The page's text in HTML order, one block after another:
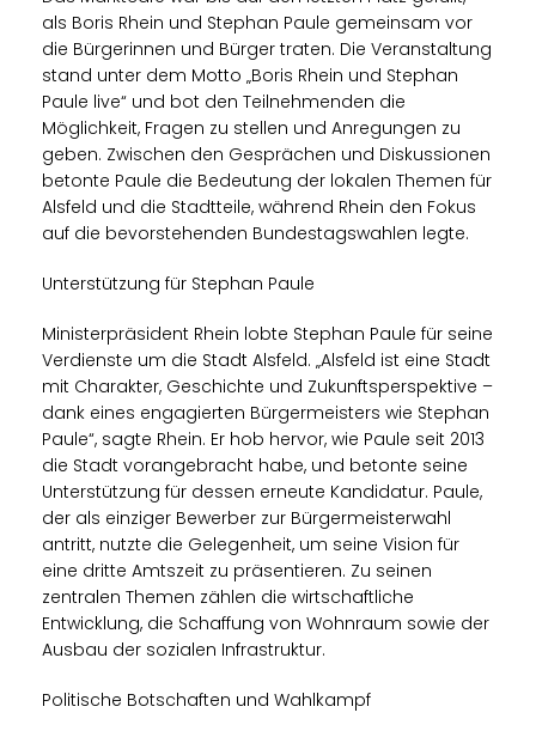
als Boris Rhein und Stephan Paule gemeinsam vor
die Bürgerinnen und Bürger traten. Die Veranstaltung
stand unter dem Motto „Boris Rhein und Stephan
Paule live“ und bot den Teilnehmenden die
Möglichkeit, Fragen zu stellen und Anregungen zu
geben. Zwischen den Gesprächen und Diskussionen
betonte Paule die Bedeutung der lokalen Themen für
Alsfeld und die Stadtteile, während Rhein den Fokus
auf die bevorstehenden Bundestagswahlen legte.
Unterstützung für Stephan Paule
Ministerpräsident Rhein lobte Stephan Paule für seine
Verdienste um die Stadt Alsfeld. „Alsfeld ist eine Stadt
mit Charakter, Geschichte und Zukunftsperspektive –
dank eines engagierten Bürgermeisters wie Stephan
Paule“, sagte Rhein. Er hob hervor, wie Paule seit 2013
die Stadt vorangebracht habe, und betonte seine
Unterstützung für dessen erneute Kandidatur. Paule,
der als einziger Bewerber zur Bürgermeisterwahl
antritt, nutzte die Gelegenheit, um seine Vision für
eine dritte Amtszeit zu präsentieren. Zu seinen
zentralen Themen zählen die wirtschaftliche
Entwicklung, die Schaffung von Wohnraum sowie der
Ausbau der sozialen Infrastruktur.
Politische Botschaften und Wahlkampf